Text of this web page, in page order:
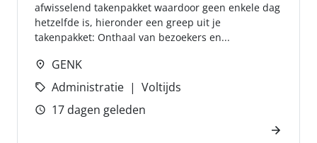
afwisselend takenpakket waardoor geen enkele dag
hetzelfde is, hieronder een greep uit je
takenpakket: Onthaal van bezoekers en...
GENK
Administratie
Voltijds
17 dagen geleden